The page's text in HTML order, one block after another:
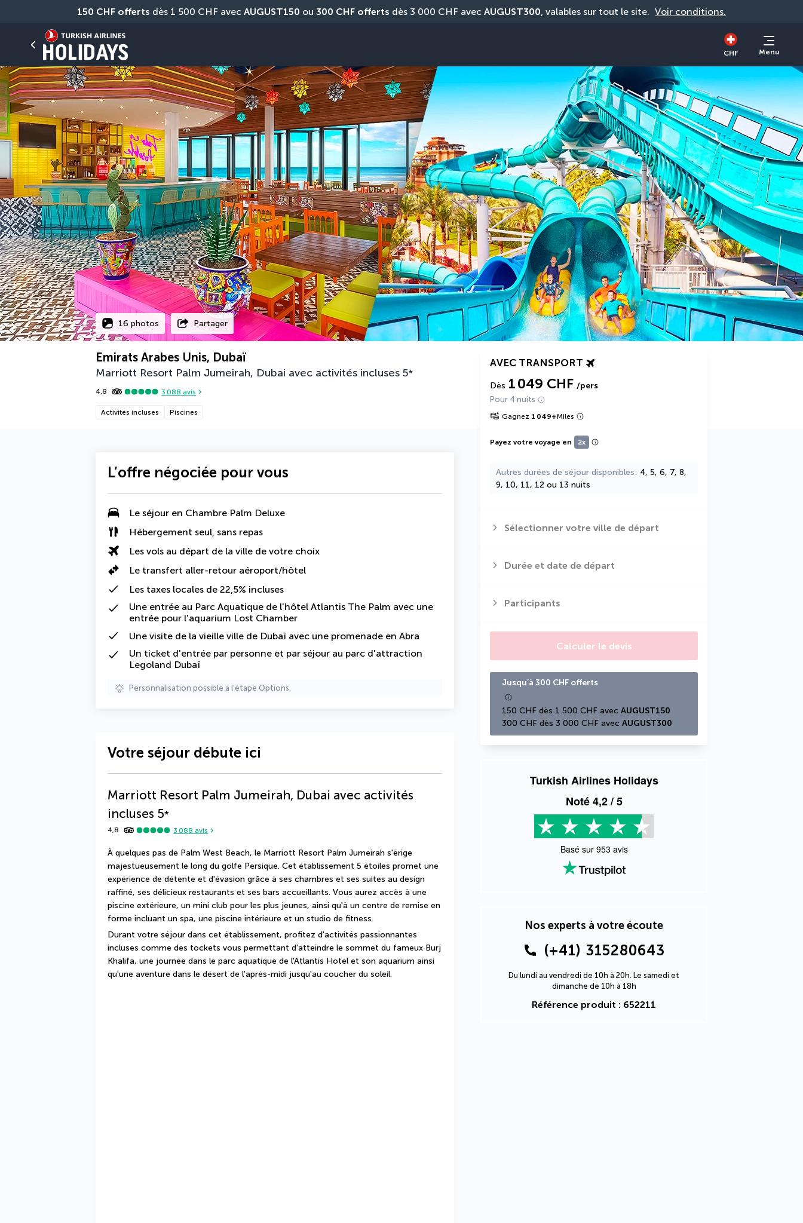
150 CHF offerts dès 1 500 CHF avec AUGUST150 ou 300 CHF offerts dès 3 000 CHF avec AUGUST300, valables sur tout le site. Voir conditions.
CHF Menu
16 photos Partager
Emirats Arabes Unis, Dubaï
Marriott Resort Palm Jumeirah, Dubai avec activités incluses 5*
4,8 3 088 avis
Activités incluses Piscines
AVEC TRANSPORT
Dès 1 049 CHF /pers
Pour 4 nuits
Gagnez 1 049+Miles
Payez votre voyage en 2x
Autres durées de séjour disponibles
4, 5, 6, 7, 8,
9, 10, 11, 12 ou 13 nuits
Sélectionner votre ville de départ
Durée et date de départ
Participants
Calculer le devis
Jusqu’à 300 CHF offerts
150 CHF dès 1 500 CHF avec AUGUST150
300 CHF dès 3 000 CHF avec AUGUST300
Turkish Airlines Holidays
Noté4,2/ 5
Basé sur 953 avis
Nos experts à votre écoute
(+41) 315280643
Du lundi au vendredi de 10h à 20h. Le samedi et
dimanche de 10h à 18h
Référence produit : 652211
L’offre négociée pour vous
Le séjour en Chambre Palm Deluxe
Hébergement seul, sans repas
Les vols au départ de la ville de votre choix
Le transfert aller-retour aéroport/hôtel
Les taxes locales de 22,5% incluses
Une entrée au Parc Aquatique de l'hôtel Atlantis The Palm avec une
entrée pour l'aquarium Lost Chamber
Une visite de la vieille ville de Dubaï avec une promenade en Abra
Un ticket d'entrée par personne et par séjour au parc d'attraction
Legoland Dubaï
Personnalisation possible à l’étape Options.
Votre séjour débute ici
Marriott Resort Palm Jumeirah, Dubai avec activités
incluses 5*
4,8 3 088 avis
À quelques pas de Palm West Beach, le Marriott Resort Palm Jumeirah s'érige
majestueusement le long du golfe Persique. Cet établissement 5 étoiles promet une
expérience de détente et d'évasion grâce à ses chambres et ses suites au design
raffiné, ses délicieux restaurants et ses bars accueillants. Vous aurez accès à une
piscine extérieure, un mini club pour les plus jeunes, ainsi qu'à un centre de remise en
forme incluant un spa, une piscine intérieure et un studio de fitness.
Durant votre séjour dans cet établissement, profitez d'activités passionnantes
incluses comme des tockets vous permettant d'atteindre le sommet du fameux Burj
Khalifa, une journée dans le parc aquatique de l'Atlantis Hotel et son aquarium ainsi
qu'une aventure dans le désert de l'après-midi jusqu'au coucher du soleil.